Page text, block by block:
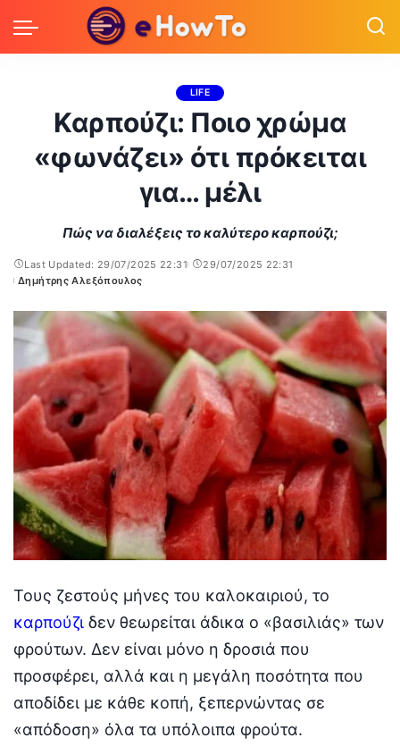
LIFE
Καρπούζι: Ποιο χρώμα
«φωνάζει» ότι πρόκειται
για… μέλι
Πώς να διαλέξεις το καλύτερο καρπούζι;
Last Updated: 29/07/2025 22:31
29/07/2025 22:31
Posted
Δημήτρης Αλεξόπουλος
Τους ζεστούς μήνες του καλοκαιριού, το
καρπούζι δεν θεωρείται άδικα ο «βασιλιάς» των
φρούτων. Δεν είναι μόνο η δροσιά που
προσφέρει, αλλά και η μεγάλη ποσότητα που
αποδίδει με κάθε κοπή, ξεπερνώντας σε
«απόδοση» όλα τα υπόλοιπα φρούτα.